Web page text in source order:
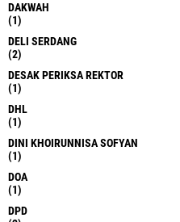
DAKWAH
(1)
DELI SERDANG
(2)
DESAK PERIKSA REKTOR
(1)
DHL
(1)
DINI KHOIRUNNISA SOFYAN
(1)
DOA
(1)
DPD